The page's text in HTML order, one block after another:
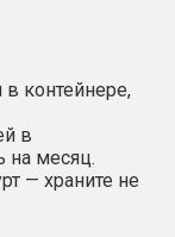
в контейнере,
в
на месяц.
— храните не